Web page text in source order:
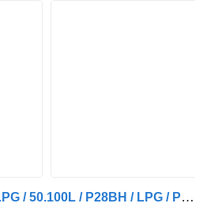
Tank Diversen Fluid / LPG / 50.100L / P28BH / LPG / Propane / Butan/